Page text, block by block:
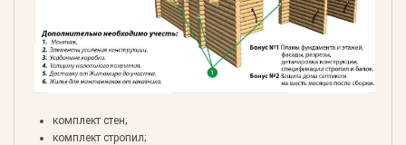
комплект стен;
комплект стропил;